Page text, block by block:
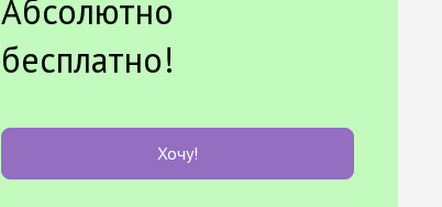
Абсолютно
бесплатно!
Хочу!